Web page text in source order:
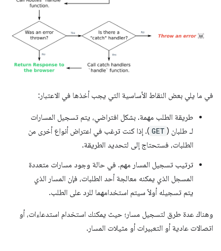
في ما يلي بعض النقاط الأساسية التي يجب أخذها في الاعتبار:
طريقة الطلب مهمة. بشكل افتراضي، يتم تسجيل المسارات
لـ طلبان ( GET ). إذا كنت ترغب في اعتراض أنواع أخرى من
الطلبات، فستحتاج إلى لتحديد الطريقة.
ترتيب تسجيل المسار مهم. في حالة وجود مسارات متعددة
المسجل الذي يمكنه معالجة أحد الطلبات، فإن المسار الذي
يتم تسجيله أولاً سيتم استخدامهما للرد على الطلب.
وهناك عدة طرق لتسجيل مسار؛ حيث يمكنك استخدام استدعاءات، أو
اتصالات عادية أو التعبيرات أو مثيلات المسار.